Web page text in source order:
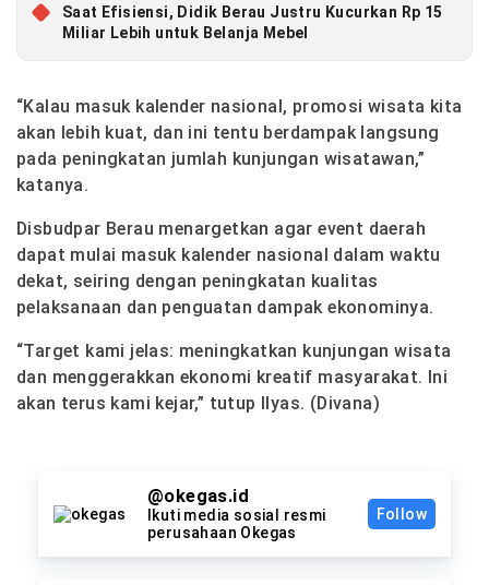
Saat Efisiensi, Didik Berau Justru Kucurkan Rp 15
Miliar Lebih untuk Belanja Mebel
“Kalau masuk kalender nasional, promosi wisata kita
akan lebih kuat, dan ini tentu berdampak langsung
pada peningkatan jumlah kunjungan wisatawan,”
katanya.
Disbudpar Berau menargetkan agar event daerah
dapat mulai masuk kalender nasional dalam waktu
dekat, seiring dengan peningkatan kualitas
pelaksanaan dan penguatan dampak ekonominya.
“Target kami jelas: meningkatkan kunjungan wisata
dan menggerakkan ekonomi kreatif masyarakat. Ini
akan terus kami kejar,” tutup Ilyas. (Divana)
@okegas.id
Ikuti media sosial resmi
perusahaan Okegas
Follow